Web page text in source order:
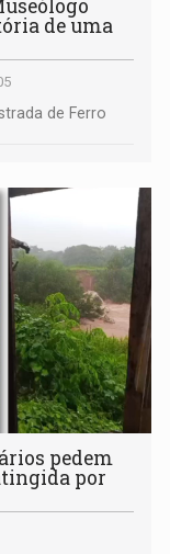
de uma
de Ferro
pedem
por